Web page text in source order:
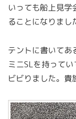
いっても船上見学
ることになりまし
テントに書いてあ
ミニSLを持って
ビビりました。貴